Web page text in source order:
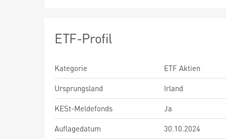
ETF-Profil
Kategorie
ETF Aktien
Ursprungsland
Irland
KESt-Meldefonds
Ja
Auflagedatum
30.10.2024